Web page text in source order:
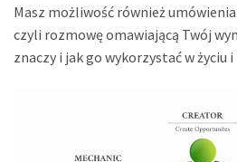
Masz możliwość również
czyli rozmowę omawiającą Twój
znaczy i jak go wykorzystać w życiu